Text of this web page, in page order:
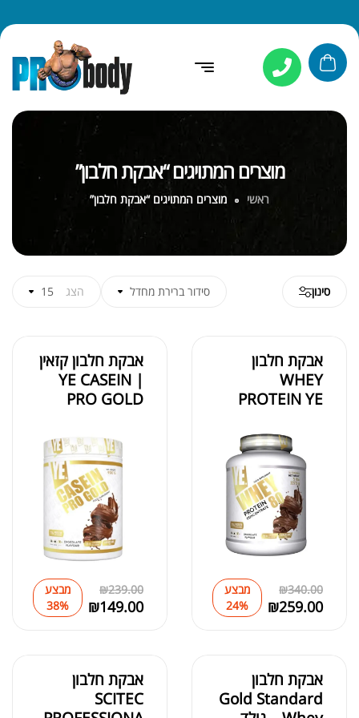
מוצרים המתויגים “אבקת חלבון”
ראשי מוצרים המתויגים “אבקת חלבון”
סינון סידור ברירת מחדל הצג 15
אבקת חלבון
WHEY
PROTEIN YE
₪340.00
₪259.00
מבצע
24%
אבקת חלבון קזאין
| YE CASEIN
PRO GOLD
₪239.00
₪149.00
מבצע
38%
אבקת חלבון
Gold Standard
אבקת חלבון
SCITEC